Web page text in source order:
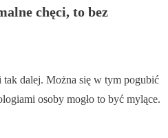
chęci, to bez
tak dalej. Można się w tym pogubić
osoby mogło to być mylące.